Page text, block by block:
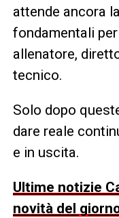
attende ancora
fondamentali
allenatore,
tecnico.
Solo dopo
dare reale
e in uscita.
Ultime notizie
novità del